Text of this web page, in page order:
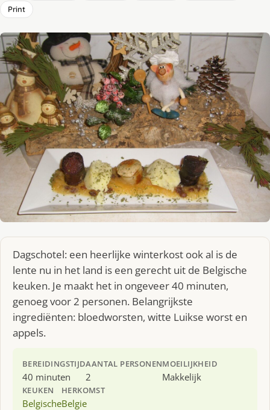
Print
Dagschotel: een heerlijke winterkost ook al is de
lente nu in het land is een gerecht uit de Belgische
keuken. Je maakt het in ongeveer 40 minuten,
genoeg voor 2 personen. Belangrijkste
ingrediënten: bloedworsten, witte Luikse worst en
appels.
BEREIDINGSTIJD
40 minuten
AANTAL PERSONEN
2
MOEILIJKHEID
Makkelijk
KEUKEN
Belgische
HERKOMST
Belgie